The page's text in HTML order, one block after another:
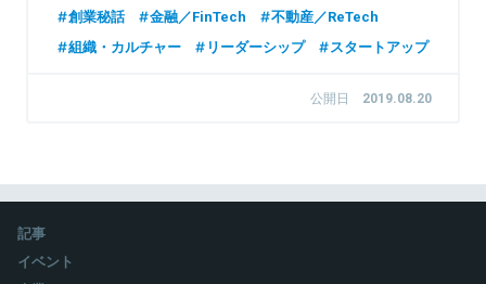
大学卒業後、創業20年のリクルートに入社。採用・広報を経て
コスモスイニシア転籍。企業の急成長と急降下、復活を経験。そ
の後、異なる社風を求め創業120年の（株）ぎょうせいに転職。執
通に転職し常務取締役。JapanTaxi株式会社（現・Mobility
創業秘話 金融／FinTech
不動産／ReTech
組織・カルチャー
リーダーシップ スタートアップ
公開日 2019.08.20
記事
イベント